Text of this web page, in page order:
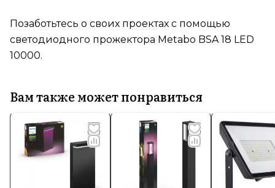
Позаботьтесь о своих проектах с помощью
светодиодного прожектора Metabo BSA 18 LED
10000.
Вам также может понравиться